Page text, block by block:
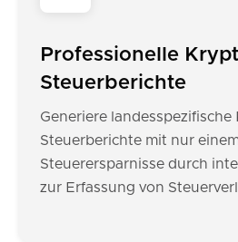
Professionelle
Steuerberichte
Generiere landesspezifische
Steuerberichte mit nur
Steuerersparnisse durch
zur Erfassung von